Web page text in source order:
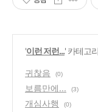
'이런 저런...' 카테고
귀찮음 (0)
보름만에... (3)
개심사행 (0)